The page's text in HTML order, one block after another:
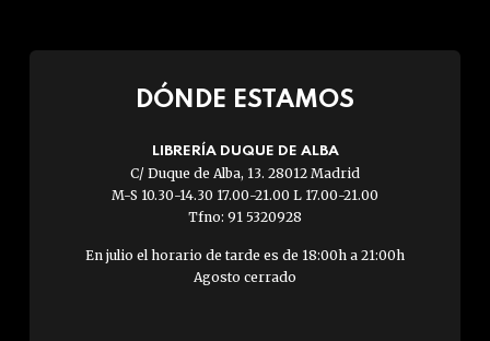
DÓNDE ESTAMOS
LIBRERÍA DUQUE DE ALBA
C/ Duque de Alba, 13. 28012 Madrid
M-S 10.30-14.30 17.00-21.00 L 17.00-21.00
Tfno: 91 5320928
En julio el horario de tarde es de 18:00h a 21:00h
Agosto cerrado